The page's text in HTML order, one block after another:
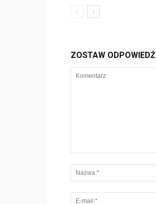
ZOSTAW ODPOWIEDŹ